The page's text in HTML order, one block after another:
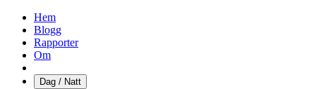
Hem
Blogg
Rapporter
Om
Dag / Natt